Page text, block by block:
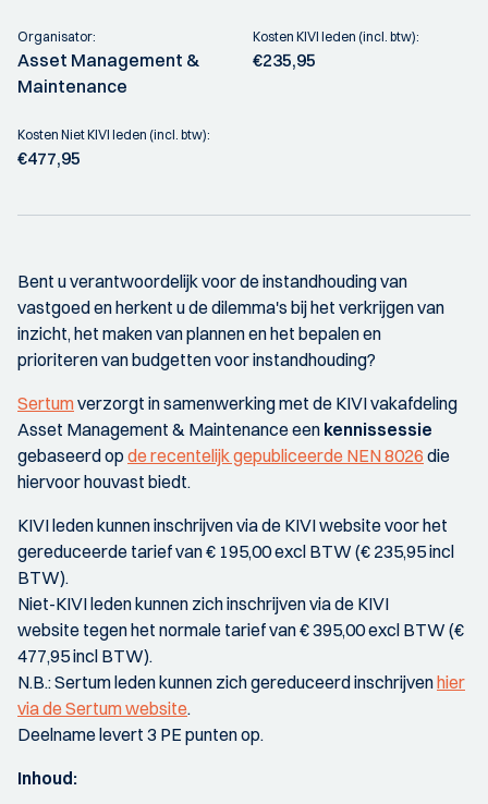
Organisator:
Asset Management &
Maintenance
Kosten KIVI leden (incl. btw):
€235,95
Kosten Niet KIVI leden (incl. btw):
€477,95
Bent u verantwoordelijk voor de instandhouding van
vastgoed en herkent u de dilemma's bij het verkrijgen van
inzicht, het maken van plannen en het bepalen en
prioriteren van budgetten voor instandhouding?
Sertumverzorgt in samenwerking met de KIVI vakafdeling
Asset Management & Maintenance een kennissessie
gebaseerd op de recentelijk gepubliceerde NEN 8026 die
hiervoor houvast biedt.
KIVI leden kunnen inschrijven via de KIVI website voor het
gereduceerde tarief van € 195,00 excl BTW (€ 235,95 incl
BTW).
Niet-KIVI leden kunnen zich inschrijven via de KIVI
website tegen het normale tarief van € 395,00 excl BTW (€
477,95 incl BTW).
N.B.: Sertum leden kunnen zich gereduceerd inschrijvenhier
via de Sertum website.
Deelname levert 3 PE punten op.
Inhoud: